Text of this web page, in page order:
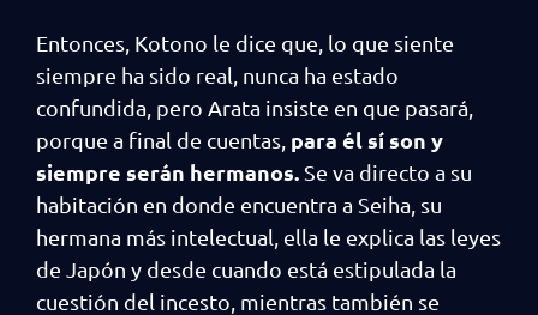
Entonces, Kotono le dice que, lo que siente
siempre ha sido real, nunca ha estado
confundida, pero Arata insiste en que pasará,
porque a final de cuentas, para él sí son y
siempre serán hermanos. Se va directo a su
habitación en donde encuentra a Seiha, su
hermana más intelectual, ella le explica las leyes
de Japón y desde cuando está estipulada la
cuestión del incesto, mientras también se